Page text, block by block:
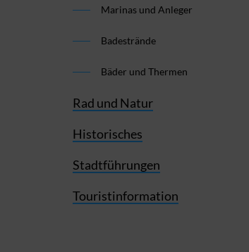
Marinas und Anleger
Badestrände
Bäder und Thermen
Rad und Natur
Historisches
Stadtführungen
Touristinformation